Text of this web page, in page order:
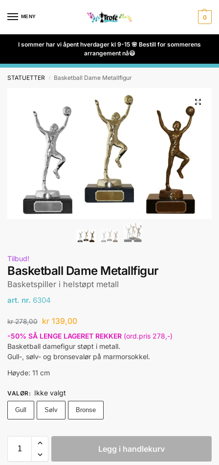
MENY 0
I sommer har vi åpent hverdager kl 9-15 🌸 Bestill for sommerens
arrangement nå😃
STATUETTER / Basketball Dame Metallfigur
Tilbud!
Basketball Dame Metallfigur
Basketspiller i helstøpt metall
art. nr. 6304
kr278,00 kr 139,00
-50% SÅ LENGE LAGERET REKKER (ord.pris 278,-)
Basketball damefigur støpt i metall.
Gull-, sølv- og bronsevalør på marmorsokkel.
Høyde: 11 cm
VALØR: Ikke valgt
Gull Sølv Bronse
Legg i handlekurv